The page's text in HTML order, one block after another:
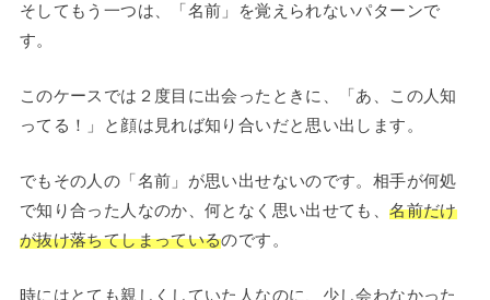
そしてもう一つは、「名前」を覚えられないパターンで
す。
このケースでは２度目に出会ったときに、「あ、この人知
ってる！」と顔は見れば知り合いだと思い出します。
でもその人の「名前」が思い出せないのです。相手が何処
で知り合った人なのか、何となく思い出せても、名前だけ
が抜け落ちてしまっているのです。
時にはとても親しくしていた人なのに、少し会わなかった